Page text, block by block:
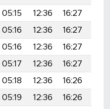
05:15 12:36 16:27
05:16 12:36 16:27
05:16 12:36 16:27
05:17 12:36 16:27
05:18 12:36 16:26
05:19 12:36 16:26